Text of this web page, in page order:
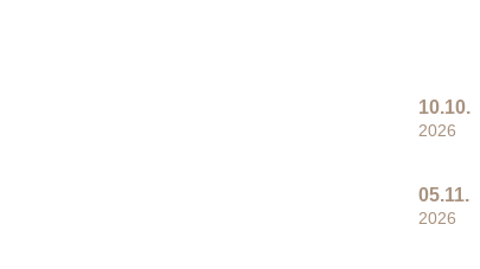
10.10.
2026
05.11.
2026